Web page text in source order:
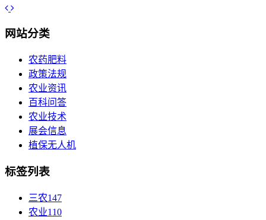
网站分类
农药肥料
政策法规
农业资讯
百科问答
农业技术
展会信息
植保无人机
标签列表
三农147
农业110